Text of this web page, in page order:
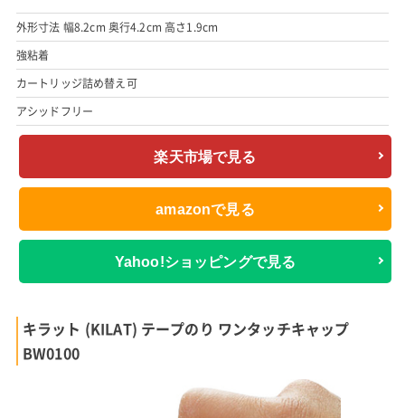
外形寸法 幅8.2cm 奥行4.2cm 高さ1.9cm
強粘着
カートリッジ詰め替え可
アシッドフリー
楽天市場で見る
amazonで見る
Yahoo!ショッピングで見る
キラット (KILAT) テープのり ワンタッチキャップ
BW0100